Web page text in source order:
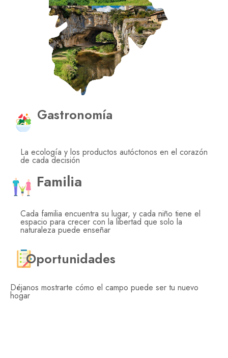
Gastronomía
La ecología y los productos autóctonos en el corazón
de cada decisión
Familia
Cada familia encuentra su lugar, y cada niño tiene el
espacio para crecer con la libertad que solo la
naturaleza puede enseñar
Oportunidades
Déjanos mostrarte cómo el campo puede ser tu nuevo
hogar